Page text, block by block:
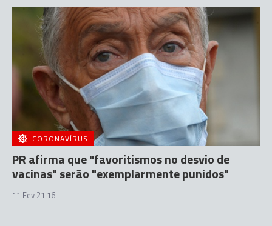
CORONAVÍRUS
PR afirma que "favoritismos no desvio de
vacinas" serão "exemplarmente punidos"
11 Fev 21:16